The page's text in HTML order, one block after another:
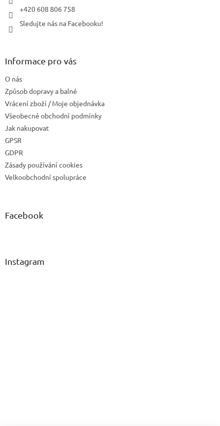
+420 608 806 758
Sledujte nás na Facebooku!
Informace pro vás
O nás
Způsob dopravy a balné
Vrácení zboží / Moje objednávka
Všeobecné obchodní podmínky
Jak nakupovat
GPSR
GDPR
Zásady používání cookies
Velkoobchodní spolupráce
Facebook
Instagram